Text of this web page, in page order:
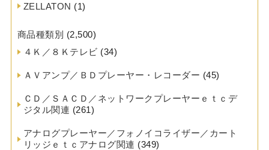
ZELLATON (1)
商品種類別 (2,500)
４Ｋ／８Ｋテレビ (34)
ＡＶアンプ／ＢＤプレーヤー・レコーダー (45)
ＣＤ／ＳＡＣＤ／ネットワークプレーヤーｅｔｃデ
ジタル関連 (261)
アナログプレーヤー／フォノイコライザー／カート
リッジｅｔｃアナログ関連 (349)